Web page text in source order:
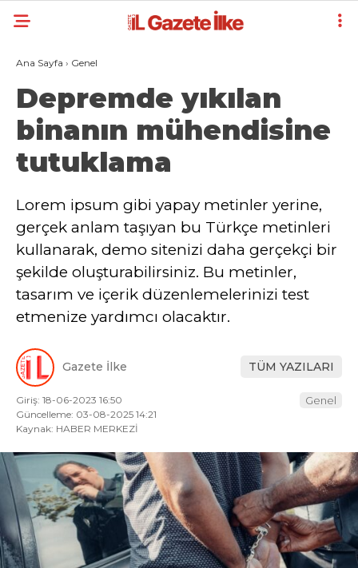
Ana Sayfa › Genel
Depremde yıkılan
binanın mühendisine
tutuklama
Lorem ipsum gibi yapay metinler yerine,
gerçek anlam taşıyan bu Türkçe metinleri
kullanarak, demo sitenizi daha gerçekçi bir
şekilde oluşturabilirsiniz. Bu metinler,
tasarım ve içerik düzenlemelerinizi test
etmenize yardımcı olacaktır.
Gazete İlke TÜM YAZILARI
Giriş: 18-06-2023 16:50
Güncelleme: 03-08-2025 14:21
Kaynak: HABER MERKEZİ
Genel